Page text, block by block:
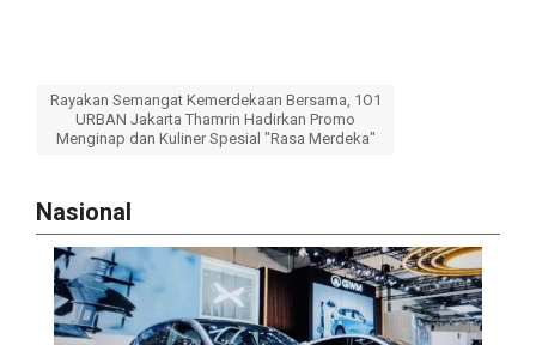
Rayakan Semangat Kemerdekaan Bersama, 1O1
URBAN Jakarta Thamrin Hadirkan Promo
Menginap dan Kuliner Spesial "Rasa Merdeka"
Nasional